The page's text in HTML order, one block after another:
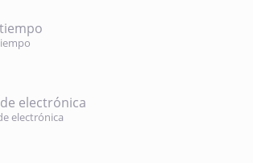
electrónica
electrónica